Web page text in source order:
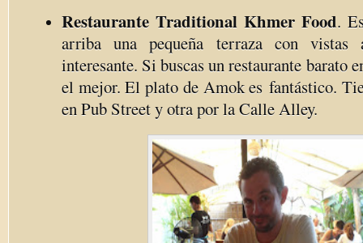
Restaurante Traditional Khmer Food.
arriba una pequeña terraza con
interesante. Si buscas un restaurante barato
el mejor. El plato de Amok es fantástico.
en Pub Street y otra por la Calle Alley.